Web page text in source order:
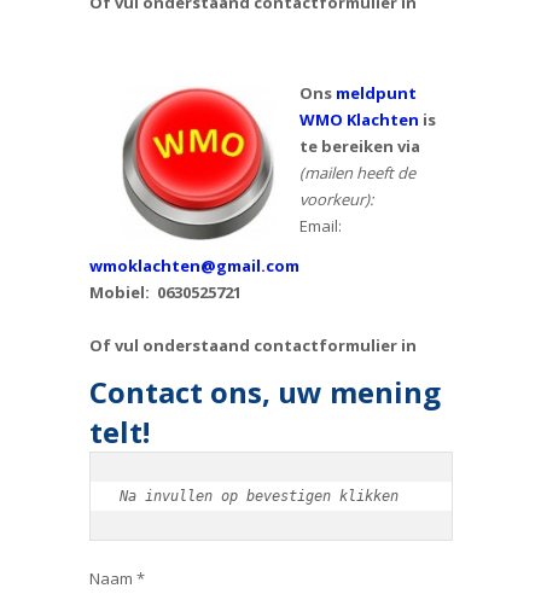
Ons meldpunt
WMO Klachten is
te bereiken via
(mailen heeft de
voorkeur):
Email:
wmoklachten@gmail.com
Mobiel: 0630525721
Of vul onderstaand contactformulier in
Contact ons, uw mening
telt!
Na invullen op bevestigen klikken
Naam *